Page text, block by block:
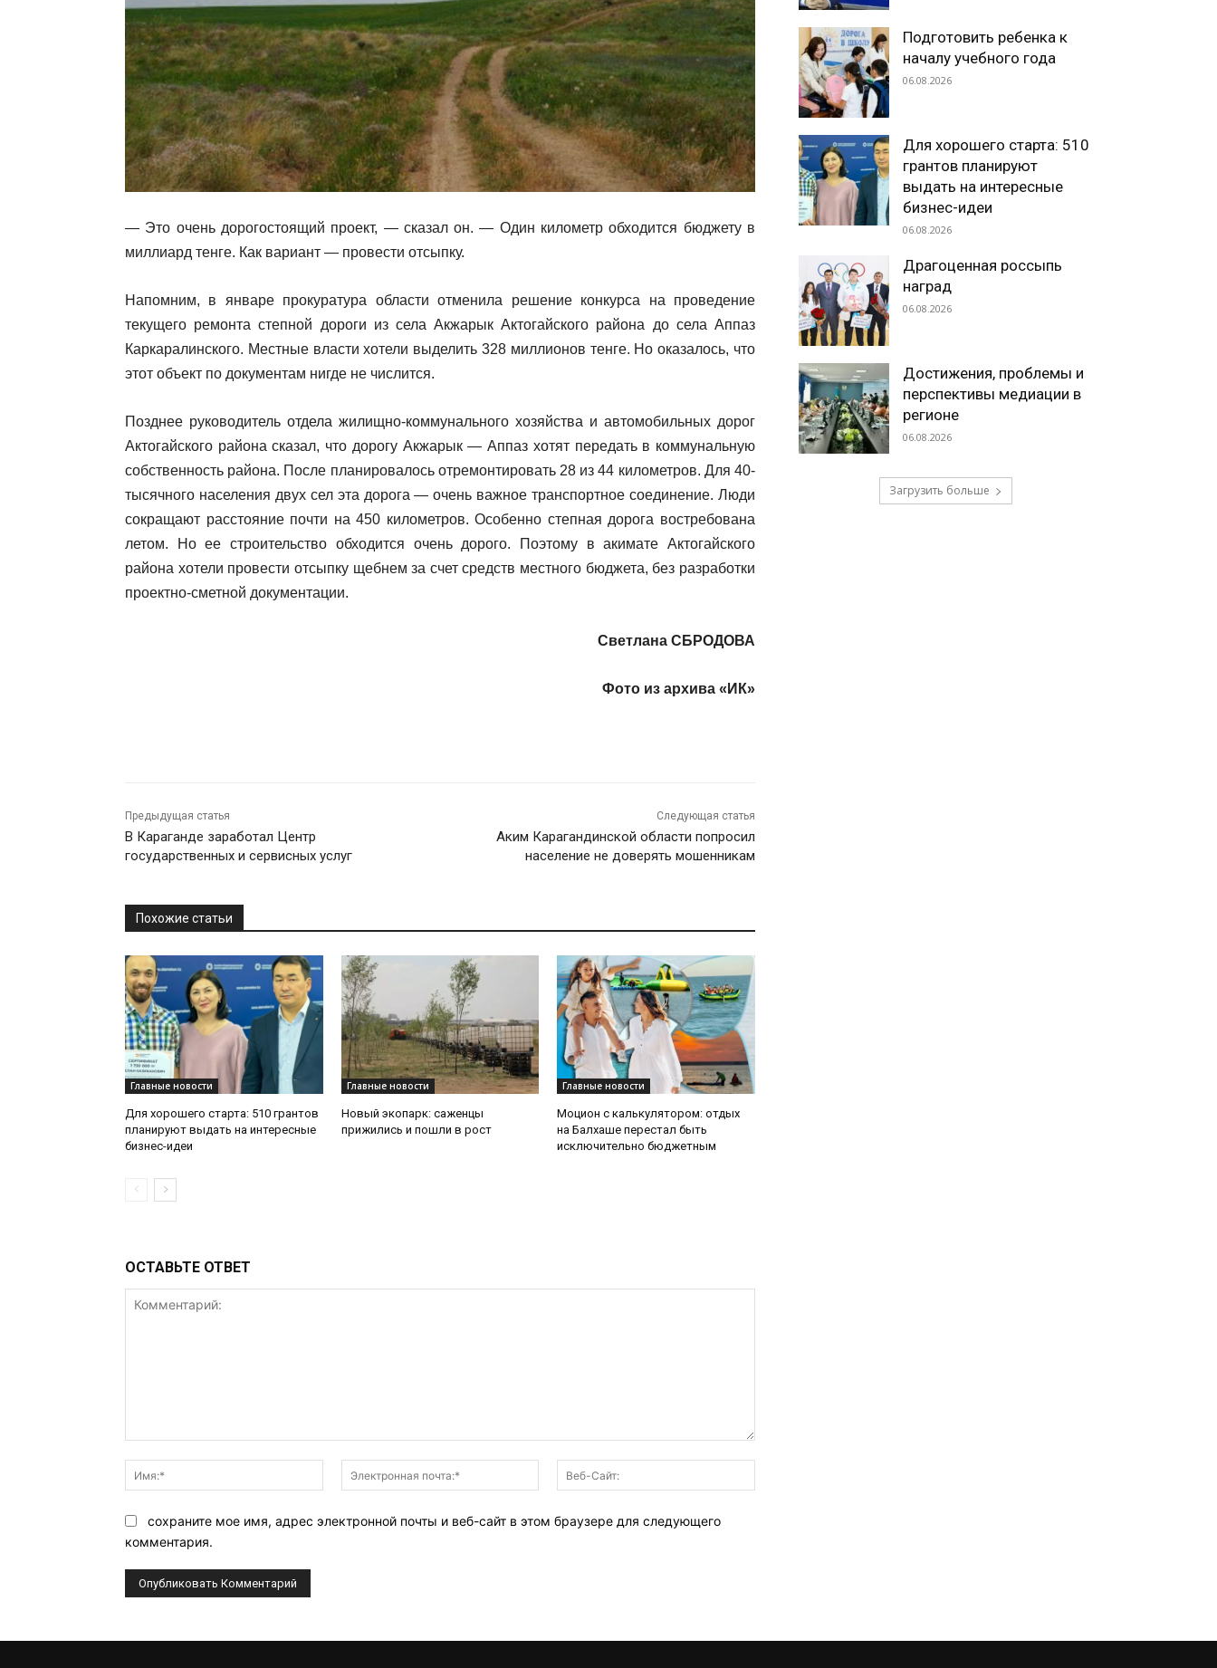
— Это очень дорогостоящий проект, — сказал он. — Один километр обходится бюджету в
миллиард тенге. Как вариант — провести отсыпку.
Напомним, в январе прокуратура области отменила решение конкурса на проведение
текущего ремонта степной дороги из села Акжарык Актогайского района до села Аппаз
Каркаралинского. Местные власти хотели выделить 328 миллионов тенге. Но оказалось, что
этот объект по документам нигде не числится.
Позднее руководитель отдела жилищно-коммунального хозяйства и автомобильных дорог
Актогайского района сказал, что дорогу Акжарык — Аппаз хотят передать в коммунальную
собственность района. После планировалось отремонтировать 28 из 44 километров. Для 40-
тысячного населения двух сел эта дорога — очень важное транспортное соединение. Люди
сокращают расстояние почти на 450 километров. Особенно степная дорога востребована
летом. Но ее строительство обходится очень дорого. Поэтому в акимате Актогайского
района хотели провести отсыпку щебнем за счет средств местного бюджета, без разработки
проектно-сметной документации.
Светлана СБРОДОВА
Фото из архива «ИК»
Предыдущая статья
В Караганде заработал Центр
государственных и сервисных услуг
Следующая статья
Аким Карагандинской области попросил
население не доверять мошенникам
Похожие статьи
Главные новости
Для хорошего старта: 510 грантов
планируют выдать на интересные
бизнес-идеи
Главные новости
Новый экопарк: саженцы
прижились и пошли в рост
Главные новости
Моцион с калькулятором: отдых
на Балхаше перестал быть
исключительно бюджетным
ОСТАВЬТЕ ОТВЕТ
Имя:*
Электронная
почта:*
Сайт:
сохраните мое имя, адрес электронной почты и веб-сайт в этом браузере для следующего
комментария.
Подготовить ребенка к
началу учебного года
06.08.2026
Для хорошего старта: 510
грантов планируют
выдать на интересные
бизнес-идеи
06.08.2026
Драгоценная россыпь
наград
06.08.2026
Достижения, проблемы и
перспективы медиации в
регионе
06.08.2026
Загрузить больше